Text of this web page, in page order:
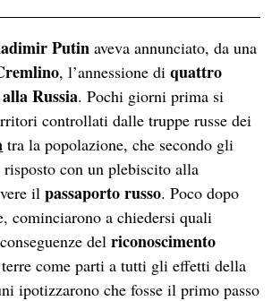
Putinaveva annunciato, da una
, l’annessione diquattro
alla Russia. Pochi giorni prima si
controllati dalle truppe russe dei
tra la popolazione, che secondo gli
risposto con un plebiscito alla
il passaporto russo. Poco dopo
cominciarono a chiedersi quali
del riconoscimento
come parti a tutti gli effetti della
ipotizzarono che fosse il primo passo